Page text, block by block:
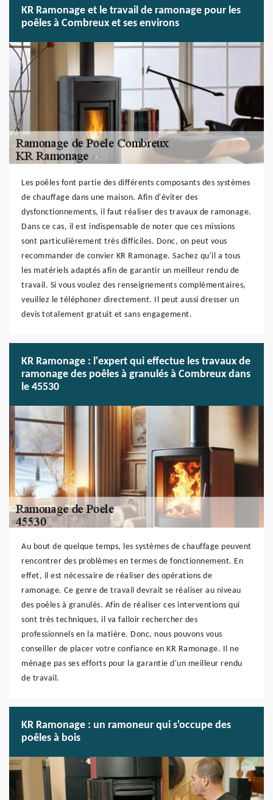
KR Ramonage et le travail de ramonage pour les
poêles à Combreux et ses environs
Les poêles font partie des différents composants des systèmes
de chauffage dans une maison. Afin d'éviter des
dysfonctionnements, il faut réaliser des travaux de ramonage.
Dans ce cas, il est indispensable de noter que ces missions
sont particulièrement très difficiles. Donc, on peut vous
recommander de convier KR Ramonage. Sachez qu'il a tous
les matériels adaptés afin de garantir un meilleur rendu de
travail. Si vous voulez des renseignements complémentaires,
veuillez le téléphoner directement. Il peut aussi dresser un
devis totalement gratuit et sans engagement.
KR Ramonage : l'expert qui effectue les travaux de
ramonage des poêles à granulés à Combreux dans
le 45530
Au bout de quelque temps, les systèmes de chauffage peuvent
rencontrer des problèmes en termes de fonctionnement. En
effet, il est nécessaire de réaliser des opérations de
ramonage. Ce genre de travail devrait se réaliser au niveau
des poêles à granulés. Afin de réaliser ces interventions qui
sont très techniques, il va falloir rechercher des
professionnels en la matière. Donc, nous pouvons vous
conseiller de placer votre confiance en KR Ramonage. Il ne
ménage pas ses efforts pour la garantie d'un meilleur rendu
de travail.
KR Ramonage : un ramoneur qui s'occupe des
poêles à bois